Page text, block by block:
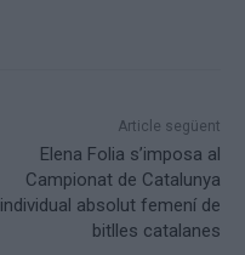
Article següent
Elena Folia s’imposa al
Campionat de Catalunya
individual absolut femení de
bitlles catalanes